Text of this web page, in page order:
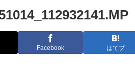
Facebook はてブ